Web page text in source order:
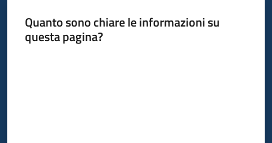
Quanto sono chiare le informazioni su
questa pagina?